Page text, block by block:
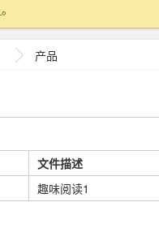
。
产品
文件描述
趣味阅读1